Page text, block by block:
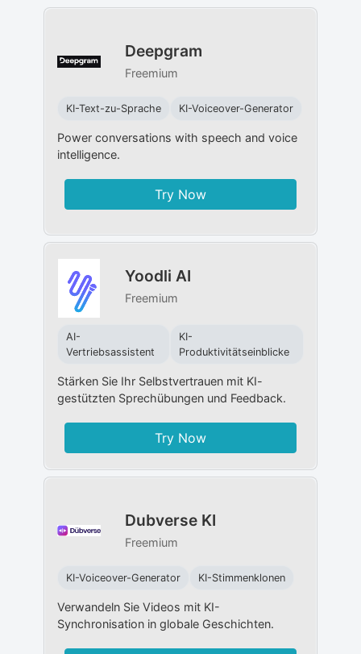
Deepgram
Freemium
KI-Text-zu-Sprache KI-Voiceover-Generator
Power conversations with speech and voice
intelligence.
Try Now
Yoodli AI
Freemium
AI-
Vertriebsassistent
KI-
Produktivitätseinblicke
Stärken Sie Ihr Selbstvertrauen mit KI-
gestützten Sprechübungen und Feedback.
Try Now
Dubverse KI
Freemium
KI-Voiceover-Generator KI-Stimmenklonen
Verwandeln Sie Videos mit KI-
Synchronisation in globale Geschichten.